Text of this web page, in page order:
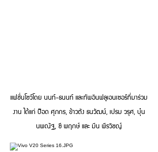
แฟชั่นโชว์โดย นนท์-ธนนท์ และทัพอินฟลูเอนเซอร์ที่มาร่วม
งาน ได้แก่ ป๊อด ศุภกร, ข้าวตัง ธนวัฒน์, เปรม วรุศ, บุ๋น
นพณัฐ, ซี พฤกษ์ และ มีน พีรวิชญ์